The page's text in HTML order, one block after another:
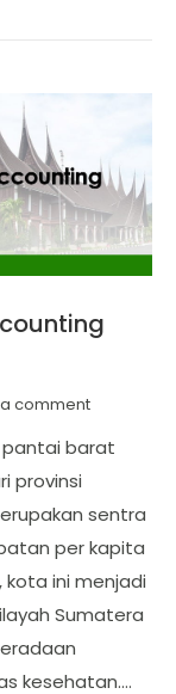
comment
barat
provinsi
sentra
per kapita
kota ini menjadi
Sumatera
kesehatan.…